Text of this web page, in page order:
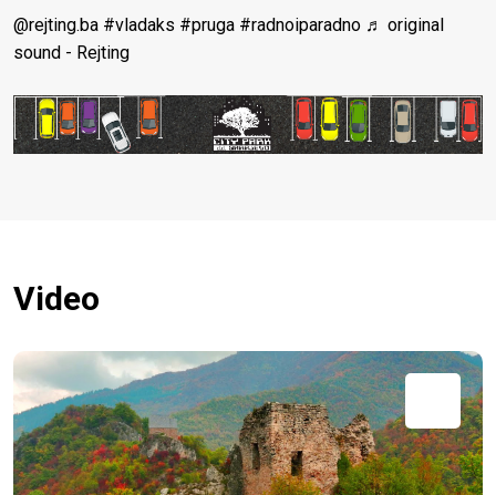
@rejting.ba #vladaks #pruga #radnoiparadno ♬ original
sound - Rejting
Video